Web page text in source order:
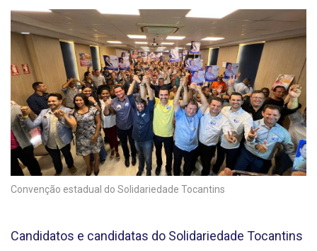
Convenção estadual do Solidariedade Tocantins
Candidatos e candidatas do Solidariedade Tocantins